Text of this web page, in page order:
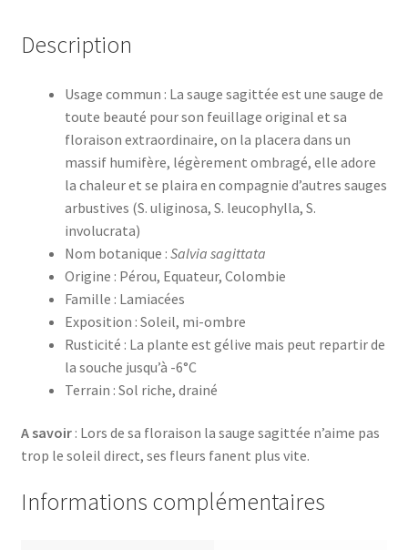
Description
Usage commun : La sauge sagittée est une sauge de
toute beauté pour son feuillage original et sa
floraison extraordinaire, on la placera dans un
massif humifère, légèrement ombragé, elle adore
la chaleur et se plaira en compagnie d’autres sauges
arbustives (S. uliginosa, S. leucophylla, S.
involucrata)
Nom botanique : Salvia sagittata
Origine : Pérou, Equateur, Colombie
Famille : Lamiacées
Exposition : Soleil, mi-ombre
Rusticité : La plante est gélive mais peut repartir de
la souche jusqu’à -6°C
Terrain : Sol riche, drainé
A savoir: Lors de sa floraison la sauge sagittée n’aime pas
trop le soleil direct, ses fleurs fanent plus vite.
Informations complémentaires